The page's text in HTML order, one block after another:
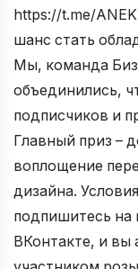
https://t.me/
шанс стать
Мы, команда
объединились,
подписчиков и
Главный приз –
воплощение
дизайна.
подпишитесь на
ВКонтакте, и вы